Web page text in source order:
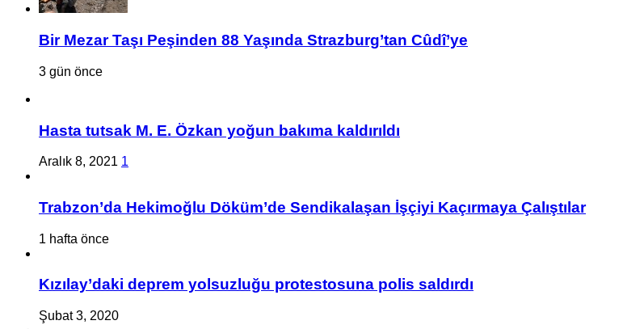
Bir Mezar Taşı Peşinden 88 Yaşında Strazburg’tan Cûdî’ye
3 gün önce
Hasta tutsak M. E. Özkan yoğun bakıma kaldırıldı
Aralık 8, 2021 1
Trabzon’da Hekimoğlu Döküm’de Sendikalaşan İşçiyi Kaçırmaya Çalıştılar
1 hafta önce
Kızılay’daki deprem yolsuzluğu protestosuna polis saldırdı
Şubat 3, 2020